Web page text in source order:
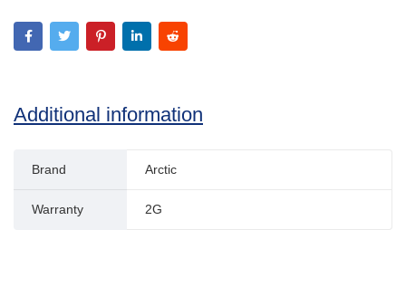
Additional information
Brand Arctic
Warranty 2G